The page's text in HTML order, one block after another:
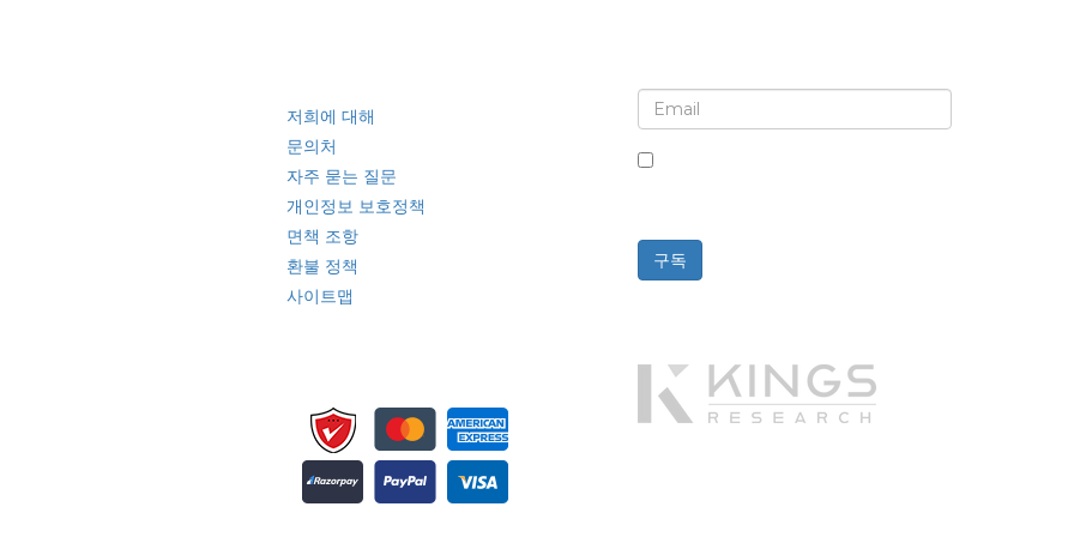
저희에 대해
문의처
자주 묻는 질문
개인정보 보호정책
면책 조항
환불 정책
사이트맵
구독